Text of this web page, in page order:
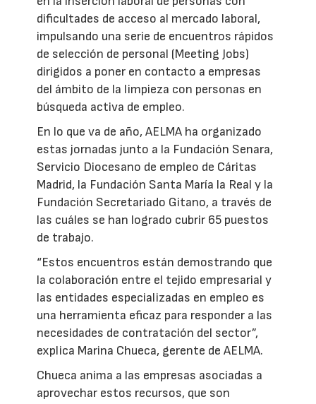
dificultades de acceso al mercado laboral,
impulsando una serie de encuentros rápidos
de selección de personal (Meeting Jobs)
dirigidos a poner en contacto a empresas
del ámbito de la limpieza con personas en
búsqueda activa de empleo.
En lo que va de año, AELMA ha organizado
estas jornadas junto a la Fundación Senara,
Servicio Diocesano de empleo de Cáritas
Madrid, la Fundación Santa María la Real y la
Fundación Secretariado Gitano, a través de
las cuáles se han logrado cubrir 65 puestos
de trabajo.
“Estos encuentros están demostrando que
la colaboración entre el tejido empresarial y
las entidades especializadas en empleo es
una herramienta eficaz para responder a las
necesidades de contratación del sector”,
explica Marina Chueca, gerente de AELMA.
Chueca anima a las empresas asociadas a
aprovechar estos recursos, que son